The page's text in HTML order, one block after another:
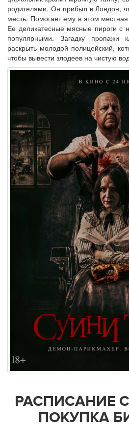
родителями. Он прибыл в Лондон,
месть. Помогает ему в этом
Ее деликатесные мясные пироги с
популярными. Загадку пропажи
раскрыть молодой полицейский,
чтобы вывести злодеев на чистую
РАСПИСАНИЕ
ПОКУПКА